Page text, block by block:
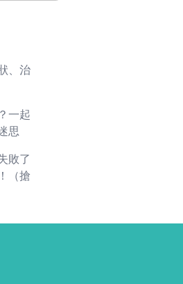
、治
一起
思
敗了
（搶